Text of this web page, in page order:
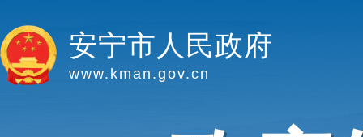
安宁市人民政府
www.kman.gov.cn